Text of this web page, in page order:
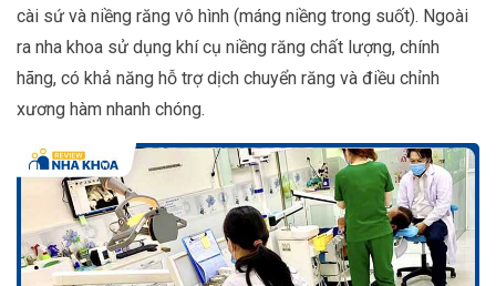
cài sứ và niềng răng vô hình (máng niềng trong suốt). Ngoài
ra nha khoa sử dụng khí cụ niềng răng chất lượng, chính
hãng, có khả năng hỗ trợ dịch chuyển răng và điều chỉnh
xương hàm nhanh chóng.